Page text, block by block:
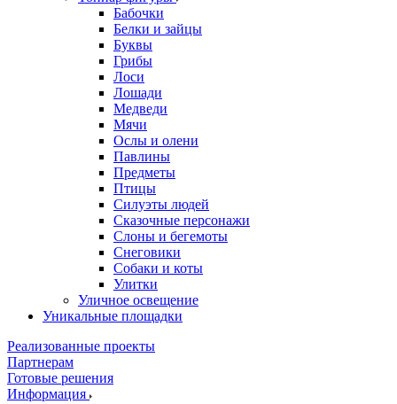
Бабочки
Белки и зайцы
Буквы
Грибы
Лоси
Лошади
Медведи
Мячи
Ослы и олени
Павлины
Предметы
Птицы
Силуэты людей
Сказочные персонажи
Слоны и бегемоты
Снеговики
Собаки и коты
Улитки
Уличное освещение
Уникальные площадки
Реализованные проекты
Партнерам
Готовые решения
Информация